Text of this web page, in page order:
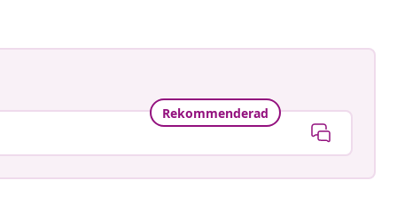
Rekommenderad